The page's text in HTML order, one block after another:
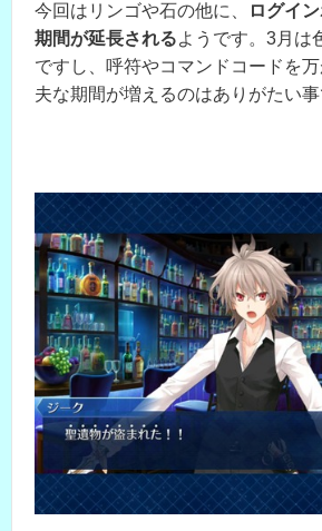
今回はリンゴや石の他に、
ログイ
期間が延長されるようです。3月は
ですし、呼符やコマンドコードを
夫な期間が増えるのはありがたい事